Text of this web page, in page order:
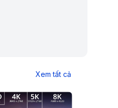
Xem tất cả